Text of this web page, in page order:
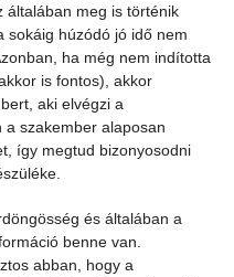
általában meg is történik
sokáig húzódó jó idő nem
ha még nem indította
is fontos), akkor
aki elvégzi a
a szakember alaposan
így megtud bizonyosodni
és általában a
benne van.
abban, hogy a